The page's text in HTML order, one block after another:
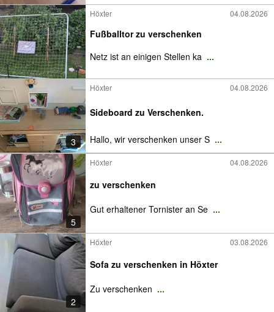
Höxter 04.08.2026
Fußballtor zu verschenken
Netz ist an einigen Stellen ka ...
3
Höxter 04.08.2026
Sideboard zu Verschenken.
Hallo, wir verschenken unser S ...
5
Höxter 04.08.2026
zu verschenken
Gut erhaltener Tornister an Se ...
2
Höxter 03.08.2026
Sofa zu verschenken in Höxter
Zu verschenken ...